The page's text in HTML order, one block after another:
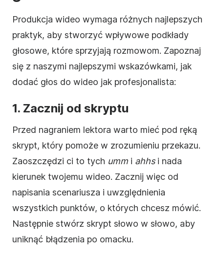
Produkcja wideo wymaga różnych najlepszych
praktyk, aby stworzyć wpływowe podkłady
głosowe, które sprzyjają rozmowom. Zapoznaj
się z naszymi najlepszymi wskazówkami, jak
dodać głos do wideo jak profesjonalista:
1. Zacznij od skryptu
Przed nagraniem lektora warto mieć pod ręką
skrypt, który pomoże w zrozumieniu przekazu.
Zaoszczędzi ci to tych umm i ahhsi nada
kierunek twojemu wideo. Zacznij więc od
napisania scenariusza i uwzględnienia
wszystkich punktów, o których chcesz mówić.
Następnie stwórz skrypt słowo w słowo, aby
uniknąć błądzenia po omacku.